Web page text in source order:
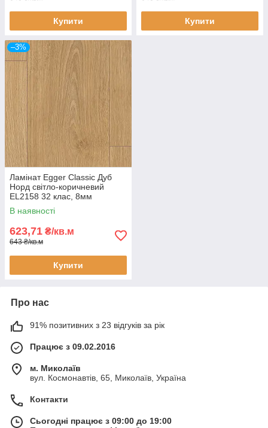
Купити Купити
–3%
Ламінат Egger Classic Дуб
Норд світло-коричневий
EL2158 32 клас, 8мм
товщина з фаскою
В наявності
623,71 ₴/кв.м
643 ₴/кв.м
Купити
Про нас
91% позитивних з 23 відгуків за рік
Працює з 09.02.2016
м. Миколаїв
вул. Космонавтів, 65, Миколаїв, Україна
Контакти
Сьогодні працює з 09:00 до 19:00